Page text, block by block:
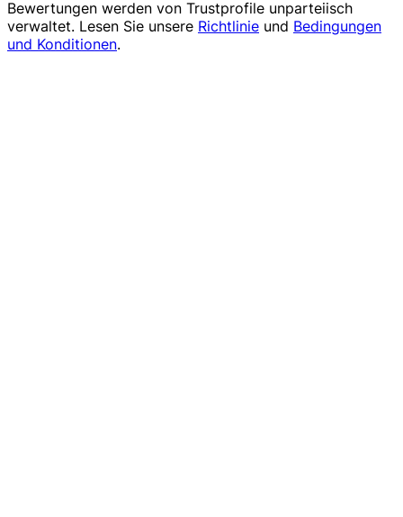
Bewertungen werden von Trustprofile unparteiisch
verwaltet. Lesen Sie unsere Richtlinie und Bedingungen
und Konditionen.